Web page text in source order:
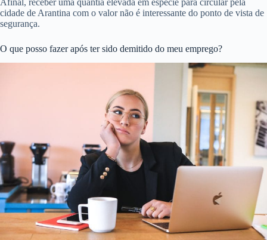
cidade de Arantina com o valor não é interessante do ponto de vista de
segurança.
O que posso fazer após ter sido demitido do meu emprego?